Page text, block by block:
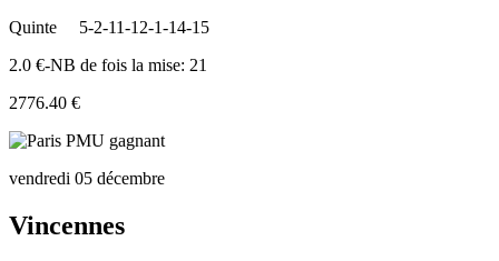
Quinte
5-2-11-12-1-14-15
2.0 €-NB de fois la mise: 21
2776.40 €
vendredi 05 décembre
Vincennes